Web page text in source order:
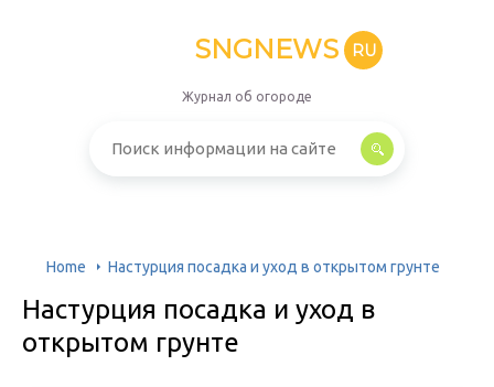
SNGNEWS RU
Журнал об огороде
Home Настурция посадка и уход в открытом грунте
Настурция посадка и уход в
открытом грунте